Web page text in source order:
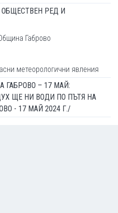
РЕД И
Габрово
метеорологични явления
ГАБРОВО – 17 МАЙ:
ЩЕ НИ ВОДИ ПО ПЪТЯ НА
- 17 МАЙ 2024 Г./